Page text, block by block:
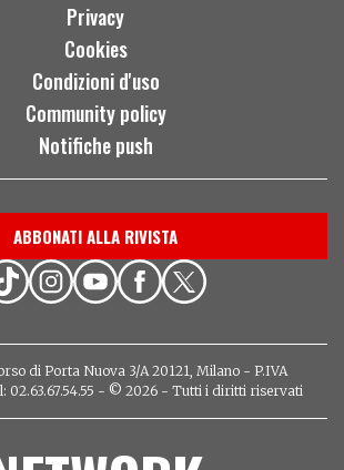
Privacy
Cookies
Condizioni d'uso
Community policy
Notifiche push
ABBONATI ALLA RIVISTA
di Porta Nuova 3/A 20121, Milano - P.IVA
02.63.67.54.55 - © 2026 - Tutti i diritti riservati